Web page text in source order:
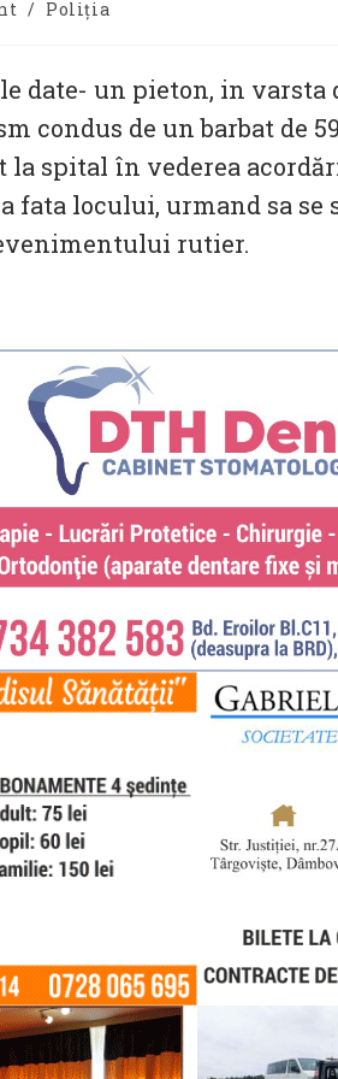
/ Poliția
date- un pieton, in varsta
condus de un barbat de
la spital în vederea
fata locului, urmand sa
rutier.